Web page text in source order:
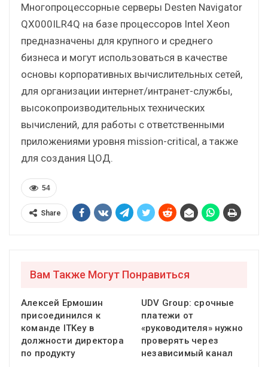
Многопроцессорные серверы Desten Navigator
QX000ILR4Q на базе процессоров Intel Xeon
предназначены для крупного и среднего
бизнеса и могут использоваться в качестве
основы корпоративных вычислительных сетей,
для организации интернет/интранет-службы,
высокопроизводительных технических
вычислений, для работы с ответственными
приложениями уровня mission-critical, а также
для создания ЦОД.
54
Share
Вам Также Могут Понравиться
Алексей Ермошин
присоединился к
команде ITKey в
должности директора
по продукту
UDV Group: срочные
платежи от
«руководителя» нужно
проверять через
независимый канал